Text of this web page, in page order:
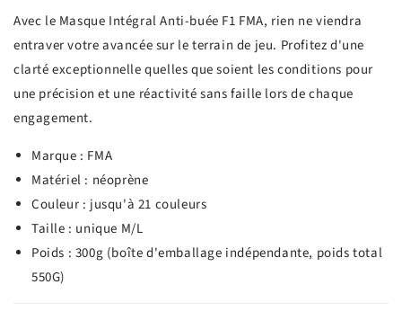
Avec le Masque Intégral Anti-buée F1 FMA, rien ne viendra
entraver votre avancée sur le terrain de jeu. Profitez d'une
clarté exceptionnelle quelles que soient les conditions pour
une précision et une réactivité sans faille lors de chaque
engagement.
Marque : FMA
Matériel : néoprène
Couleur : jusqu'à 21 couleurs
Taille : unique M/L
Poids : 300g (boîte d'emballage indépendante, poids total
550G)